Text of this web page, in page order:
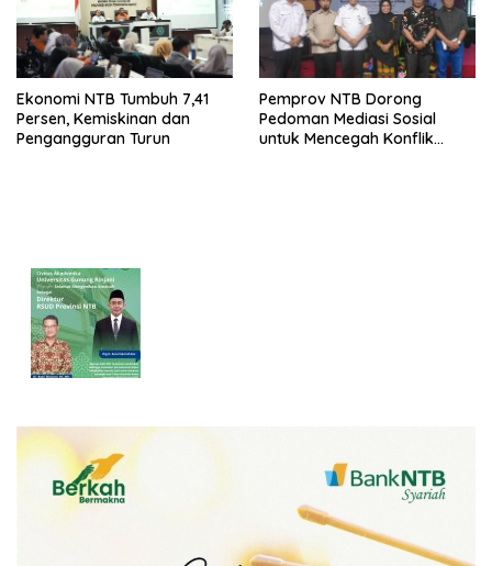
Ekonomi NTB Tumbuh 7,41
Persen, Kemiskinan dan
Pengangguran Turun
Pemprov NTB Dorong
Pedoman Mediasi Sosial
untuk Mencegah Konflik